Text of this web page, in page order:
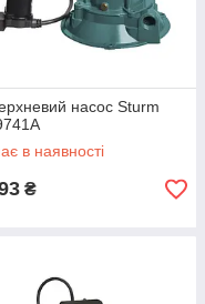
насос Sturm
в наявності
₴